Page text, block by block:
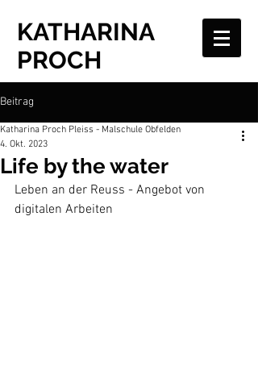
KATHARINA
PROCH
Beitrag
Life by the water
Katharina Proch Pleiss - Malschule Obfelden
4. Okt. 2023
Leben an der Reuss - Angebot von
digitalen Arbeiten